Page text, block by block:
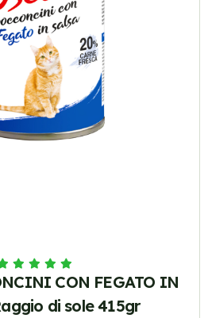
CON FEGATO IN
di sole 415gr